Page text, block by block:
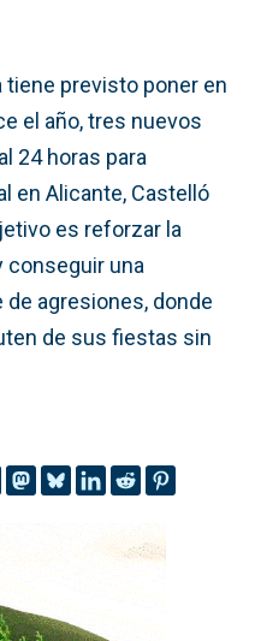
previsto poner en
el año, tres nuevos
24 horas para
en Alicante, Castelló
es reforzar la
conseguir una
de agresiones, donde
de sus fiestas sin